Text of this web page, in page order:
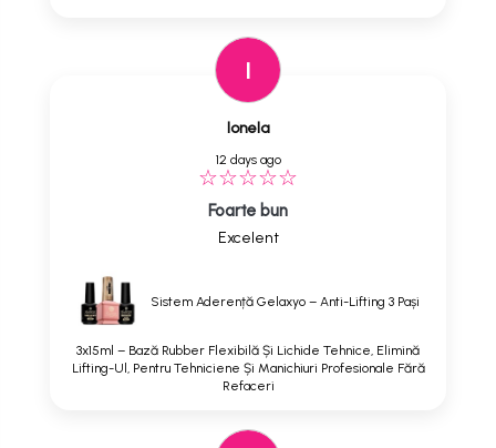
I
Ionela
12 days ago
Foarte bun
Excelent
Sistem Aderență Gelaxyo – Anti-Lifting 3 Pași
3x15ml – Bază Rubber Flexibilă Și Lichide Tehnice, Elimină
Lifting-Ul, Pentru Tehniciene Și Manichiuri Profesionale Fără
Refaceri